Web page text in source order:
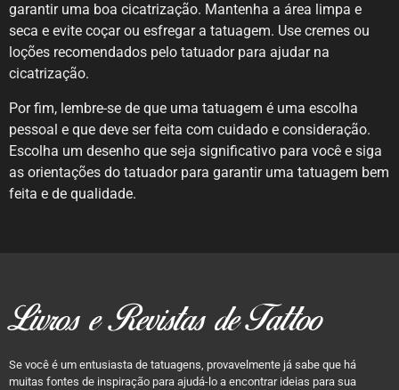
garantir uma boa cicatrização. Mantenha a área limpa e
seca e evite coçar ou esfregar a tatuagem. Use cremes ou
loções recomendados pelo tatuador para ajudar na
cicatrização.
Por fim, lembre-se de que uma tatuagem é uma escolha
pessoal e que deve ser feita com cuidado e consideração.
Escolha um desenho que seja significativo para você e siga
as orientações do tatuador para garantir uma tatuagem bem
feita e de qualidade.
Livros e Revistas de Tattoo
Se você é um entusiasta de tatuagens, provavelmente já sabe que há
muitas fontes de inspiração para ajudá-lo a encontrar ideias para sua